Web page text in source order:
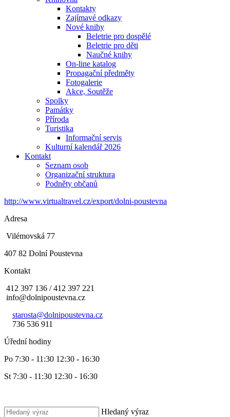
Kontakty
Zajímavé odkazy
Nové knihy
Beletrie pro dospělé
Beletrie pro děti
Naučné knihy
On-line katalog
Propagační předměty
Fotogalerie
Akce, Soutěže
Spolky
Památky
Příroda
Turistika
Informační servis
Kulturní kalendář 2026
Kontakt
Seznam osob
Organizační struktura
Podněty občanů
http://www.virtualtravel.cz/export/dolni-poustevna
Adresa
Vilémovská 77
407 82 Dolní Poustevna
Kontakt
412 397 136 / 412 397 221
info@dolnipoustevna.cz
starosta@dolnipoustevna.cz
736 536 911
Úřední hodiny
Po 7:30 - 11:30 12:30 - 16:30
St 7:30 - 11:30 12:30 - 16:30
Hledaný výraz